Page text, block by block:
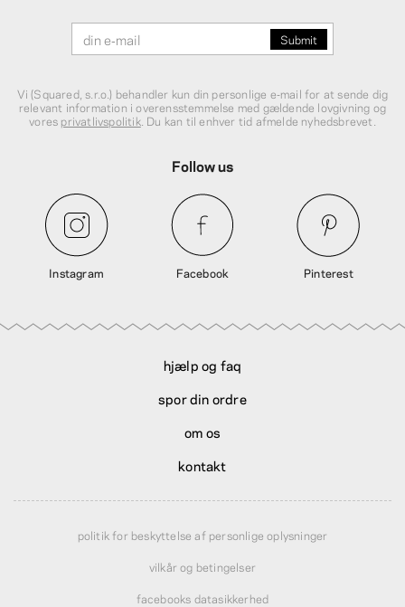
Vi (Squared, s.r.o.) behandler kun din personlige e‑mail for at sende dig
relevant information i overensstemmelse med gældende lovgivning og
vores privatlivspolitik. Du kan til enhver tid afmelde nyhedsbrevet.
Follow us
Instagram Facebook Pinterest
hjælp og faq
spor din ordre
om os
kontakt
politik for beskyttelse af personlige oplysninger
vilkår og betingelser
facebooks datasikkerhed